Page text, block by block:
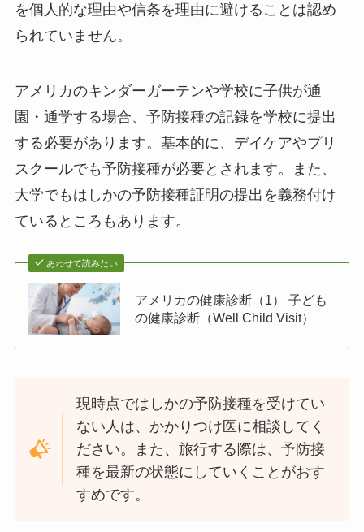
を個人的な理由や信条を理由に避けることは認め
られていません。
アメリカのキンダーガーテンや学校に子供が通
園・通学する場合、予防接種の記録を学校に提出
する必要があります。基本的に、デイケアやプリ
スクールでも予防接種が必要とされます。また、
大学でもはしかの予防接種証明の提出を義務付け
ているところもあります。
あわせて読みたい
アメリカの健康診断（1） 子ども
の健康診断（Well Child Visit）
現時点ではしかの予防接種を受けてい
ない人は、かかりつけ医に相談してく
ださい。また、旅行する際は、予防接
種を最新の状態にしていくことがおす
すめです。